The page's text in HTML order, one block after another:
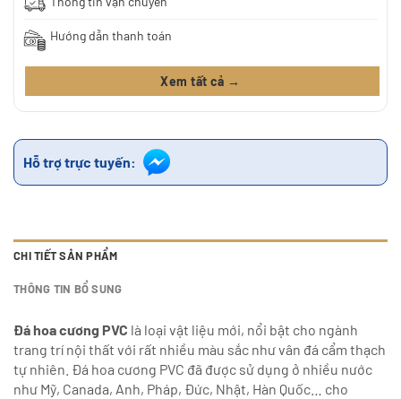
Hướng dẫn thanh toán
Xem tất cả →
Hỗ trợ trực tuyến:
CHI TIẾT SẢN PHẨM
THÔNG TIN BỔ SUNG
Đá hoa cương PVC là loại vật liệu mới, nổi bật cho ngành
trang trí nội thất với rất nhiều màu sắc như vân đá cẩm thạch
tự nhiên. Đá hoa cương PVC đã được sử dụng ở nhiều nước
như Mỹ, Canada, Anh, Pháp, Đức, Nhật, Hàn Quốc… cho